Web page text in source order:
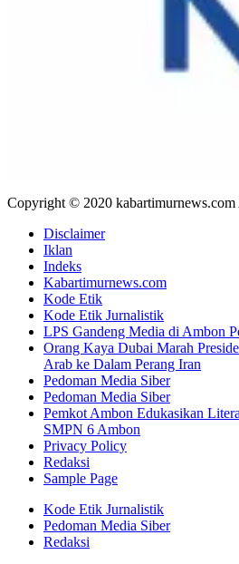
Copyright © 2020 kabartimurnews.com
Disclaimer
Iklan
Indeks
Kabartimurnews.com
Kode Etik
Kode Etik Jurnalistik
LPS Gandeng Media di Ambon
Orang Kaya Dubai Marah
Arab ke Dalam Perang Iran
Pedoman Media Siber
Pedoman Media Siber
Pemkot Ambon Edukasikan
SMPN 6 Ambon
Privacy Policy
Redaksi
Sample Page
Kode Etik Jurnalistik
Pedoman Media Siber
Redaksi